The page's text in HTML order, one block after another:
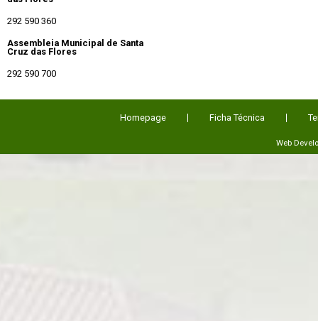
292 590 360
Assembleia Municipal de Santa
Cruz das Flores
292 590 700
Homepage Ficha Técnica
Web